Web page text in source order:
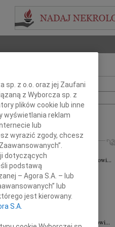
lub numer ogłoszenia:
+ szukanie zaawansowane
Staśkiewicz 03.08.2026
Profesorowi Grzegorzowi Staśkiewiczowi...
Lublin
dr hab. n. med. Grzegorzowi...
Lublin
głębokiego współczucia dla dr...
Koledze dr hab. n. med. Grzegorzowi...
sp. z o.o. oraz jej Zaufani
z Wyborcza sp. z
plików cookie lub inne
wyświetlania reklam
lub
wyrazić zgody, chcesz
dotyczących
podstawą
– Agora S.A. – lub
lub
jest kierowany.
S.A.